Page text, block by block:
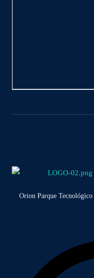
Orion Parque